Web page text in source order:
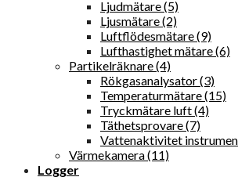
Ljudmätare (5)
Ljusmätare (2)
Luftflödesmätare (9)
Lufthastighet mätare (6)
Partikelräknare (4)
Rökgasanalysator (3)
Temperaturmätare (15)
Tryckmätare luft (4)
Täthetsprovare (7)
Vattenaktivitet
Värmekamera (11)
Logger